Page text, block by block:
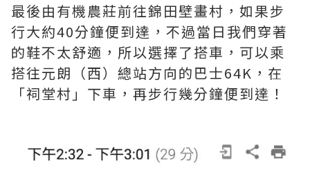
最後由有機農莊前往錦田壁畫村，如果步
行大約40分鐘便到達，不過當日我們穿著
的鞋不太舒適，所以選擇了搭車，可以乘
搭往元朗（西）總站方向的巴士64K，在
「祠堂村」下車，再步行幾分鐘便到達！